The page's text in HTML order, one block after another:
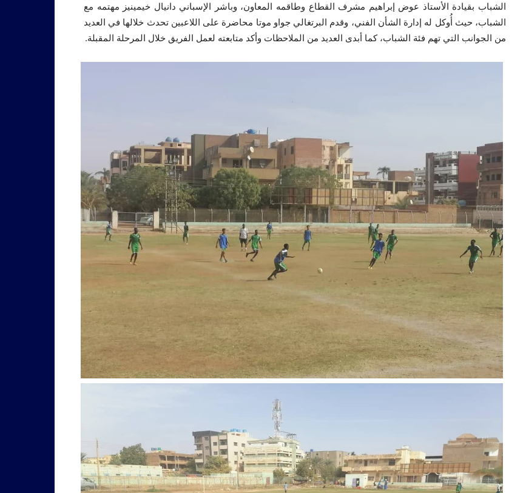
الشباب بقيادة الأستاذ عوض إبراهيم مشرف القطاع وطاقمه المعاون، وباشر الإسباني دانيال خيمينيز مهتمه مع
الشباب، حيث أُوكل له إدارة الشأن الفني، وقدم البرتغالي جواو موتا محاضرة على اللاعبين تحدث خلالها في العديد
من الجوانب التي تهم فئة الشباب، كما أبدى العديد من الملاحظات وأكد متابعته لعمل الفريق خلال المرحلة المقبلة.